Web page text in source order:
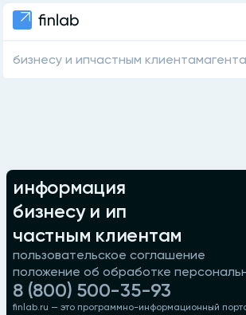
бизнесу и ипчастным клиентам
информация
бизнесу и ип
частным клиентам
пользовательское соглашение
положение об обработке
8 (800) 500-35-93
finlab.ru — это программно-информационный